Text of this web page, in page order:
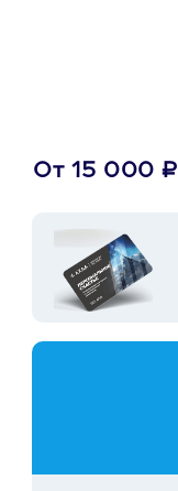
От 15 000 ₽